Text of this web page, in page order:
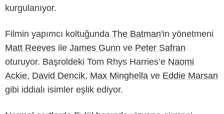
kurgulanıyor.
Filmin yapımcı koltuğunda The Batman'in yönetmeni
Matt Reeves ile James Gunn ve Peter Safran
oturuyor. Başroldeki Tom Rhys Harries’e Naomi
Ackie, David Dencik, Max Minghella ve Eddie Marsan
gibi iddialı isimler eşlik ediyor.